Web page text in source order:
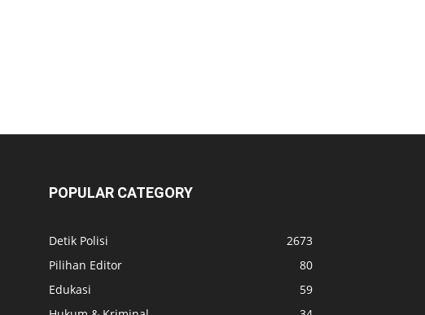
POPULAR CATEGORY
Detik Polisi
2673
Pilihan Editor
80
Edukasi
59